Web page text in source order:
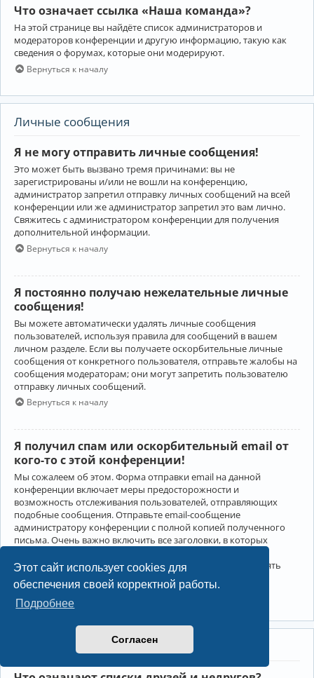
Этот сайт использует cookies для
обеспечения своей корректной работы.
Подробнее
Согласен
Что означает ссылка «Наша команда»?
На этой странице вы найдёте список администраторов и
модераторов конференции и другую информацию, такую как
сведения о форумах, которые они модерируют.
Вернуться к началу
Личные сообщения
Я не могу отправить личные сообщения!
Это может быть вызвано тремя причинами: вы не
зарегистрированы и/или не вошли на конференцию,
администратор запретил отправку личных сообщений на всей
конференции или же администратор запретил это вам лично.
Свяжитесь с администратором конференции для получения
дополнительной информации.
Вернуться к началу
Я постоянно получаю нежелательные личные
сообщения!
Вы можете автоматически удалять личные сообщения
пользователей, используя правила для сообщений в вашем
личном разделе. Если вы получаете оскорбительные личные
сообщения от конкретного пользователя, отправьте жалобы на
сообщения модераторам; они могут запретить пользователю
отправку личных сообщений.
Вернуться к началу
Я получил спам или оскорбительный email от
кого-то с этой конференции!
Мы сожалеем об этом. Форма отправки email на данной
конференции включает меры предосторожности и
возможность отслеживания пользователей, отправляющих
подобные сообщения. Отправьте email-сообщение
администратору конференции с полной копией полученного
письма. Очень важно включить все заголовки, в которых
Администратор конференции сможет в этом случае принять
меры.
Друзья и недруги